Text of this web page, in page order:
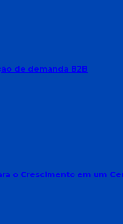
de demanda B2B
o Crescimento em um